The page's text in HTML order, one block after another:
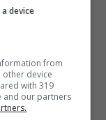
500
per
device
from
other device
with 319
and our partners